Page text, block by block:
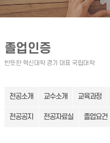
졸업인증
전공소개 교수소개 교육과정
전공공지 전공자료실 졸업요건